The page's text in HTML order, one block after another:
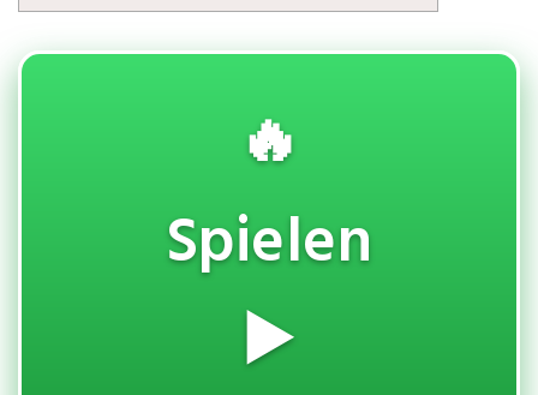
🔥
Spielen
▶️